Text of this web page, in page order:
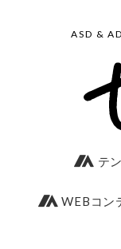
ASD &
テ
WEBコン